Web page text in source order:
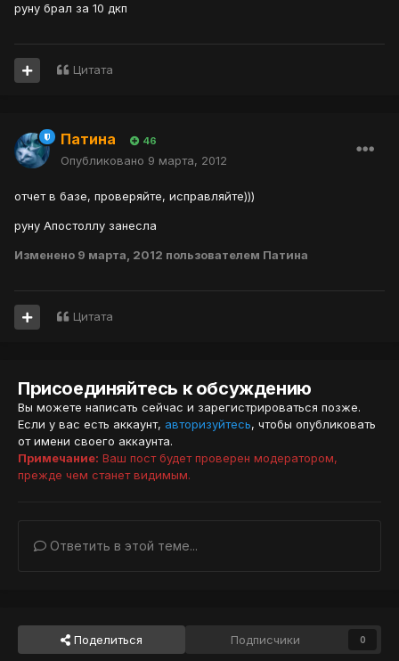
руну брал за 10 дкп
Цитата
Патина 46
Опубликовано 9 марта, 2012
отчет в базе, проверяйте, исправляйте)))
руну Апостоллу занесла
Изменено 9 марта, 2012 пользователем Патина
Цитата
Присоединяйтесь к обсуждению
Вы можете написать сейчас и зарегистрироваться позже.
Если у вас есть аккаунт, авторизуйтесь, чтобы опубликовать
от имени своего аккаунта.
Примечание: Ваш пост будет проверен модератором,
прежде чем станет видимым.
Ответить в этой теме...
Поделиться Подписчики 0